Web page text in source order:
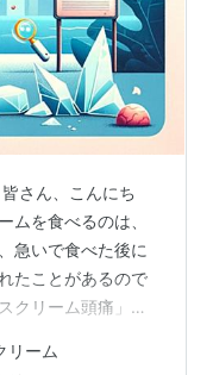
さん、こんにち
ムを食べるのは、
急いで食べた後に
たことがあるので
クリーム頭痛」の
めのコツ まとめ：
リーム